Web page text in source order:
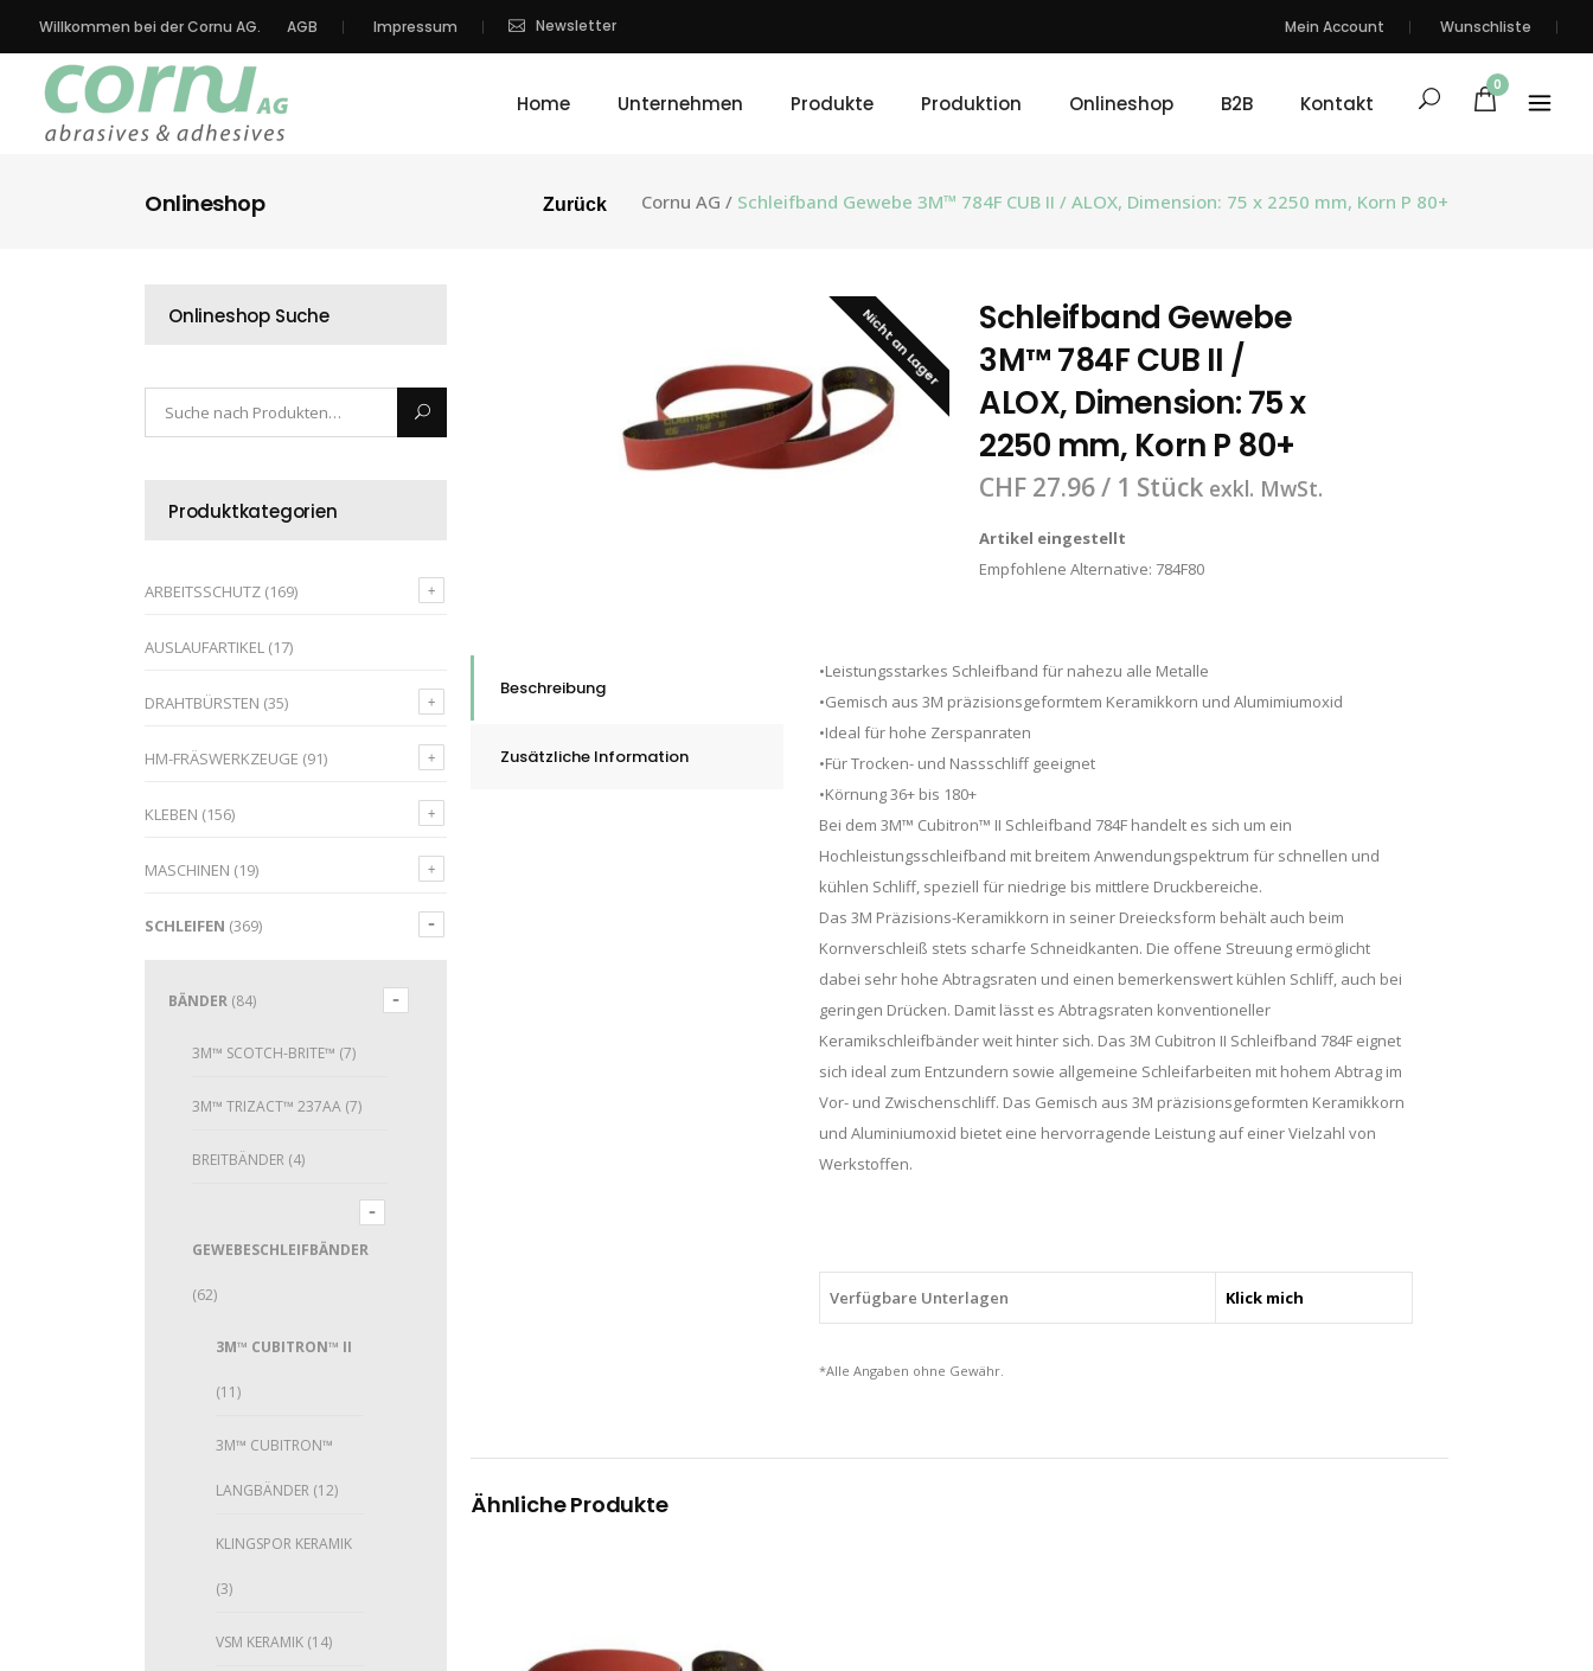
Willkommen bei der Cornu AG. AGB Impressum Newsletter Mein Account Wunschliste
Home Unternehmen Produkte Produktion Onlineshop B2B Kontakt
0
Onlineshop Cornu AG / Schleifband Gewebe 3M™ 784F CUB II / ALOX, Dimension: 75 x 2250 mm, Korn P 80+
Zurück
Onlineshop Suche
Produktkategorien
ARBEITSSCHUTZ (169)
AUSLAUFARTIKEL (17)
DRAHTBÜRSTEN (35)
HM-FRÄSWERKZEUGE (91)
KLEBEN (156)
MASCHINEN (19)
SCHLEIFEN (369)
BÄNDER (84)
3M™ SCOTCH-BRITE™ (7)
3M™ TRIZACT™ 237AA (7)
BREITBÄNDER (4)
GEWEBESCHLEIFBÄNDER
(62)
3M™ CUBITRON™ II
(11)
3M™ CUBITRON™
LANGBÄNDER (12)
KLINGSPOR KERAMIK
(3)
VSM KERAMIK (14)
Nicht an Lager
Schleifband Gewebe
3M™ 784F CUB II /
ALOX, Dimension: 75 x
2250 mm, Korn P 80+
CHF 27.96/ 1 Stück exkl. MwSt.
Artikel eingestellt
Empfohlene Alternative: 784F80
Beschreibung
Zusätzliche Information
•Leistungsstarkes Schleifband für nahezu alle Metalle
•Gemisch aus 3M präzisionsgeformtem Keramikkorn und Alumimiumoxid
•Ideal für hohe Zerspanraten
•Für Trocken- und Nassschliff geeignet
•Körnung 36+ bis 180+
Bei dem 3M™ Cubitron™ II Schleifband 784F handelt es sich um ein
Hochleistungsschleifband mit breitem Anwendungspektrum für schnellen und
kühlen Schliff, speziell für niedrige bis mittlere Druckbereiche.
Das 3M Präzisions-Keramikkorn in seiner Dreiecksform behält auch beim
Kornverschleiß stets scharfe Schneidkanten. Die offene Streuung ermöglicht
dabei sehr hohe Abtragsraten und einen bemerkenswert kühlen Schliff, auch bei
geringen Drücken. Damit lässt es Abtragsraten konventioneller
Keramikschleifbänder weit hinter sich. Das 3M Cubitron II Schleifband 784F eignet
sich ideal zum Entzundern sowie allgemeine Schleifarbeiten mit hohem Abtrag im
Vor- und Zwischenschliff. Das Gemisch aus 3M präzisionsgeformten Keramikkorn
und Aluminiumoxid bietet eine hervorragende Leistung auf einer Vielzahl von
Werkstoffen.
Verfügbare Unterlagen Klick mich
*Alle Angaben ohne Gewähr.
Ähnliche Produkte